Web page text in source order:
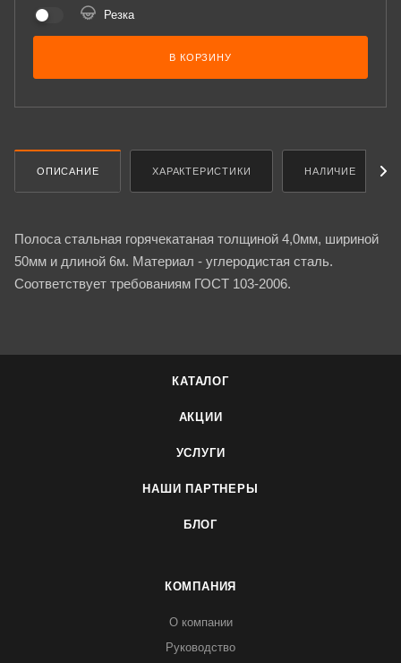
Резка
В КОРЗИНУ
ОПИСАНИЕ ХАРАКТЕРИСТИКИ НАЛИЧИЕ
Полоса стальная горячекатаная толщиной 4,0мм, шириной
50мм и длиной 6м. Материал - углеродистая сталь.
Соответствует требованиям ГОСТ 103-2006.
КАТАЛОГ
АКЦИИ
УСЛУГИ
НАШИ ПАРТНЕРЫ
БЛОГ
КОМПАНИЯ
О компании
Руководство